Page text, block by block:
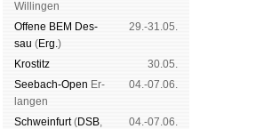
Wil­lin­gen
Offene BEM Des­
sau (Erg.)
29.-31.05.
Kros­titz
30.05.
See­bach-Open Er­
lan­gen
04.-07.06.
Schwein­furt(DSB,
04.-07.06.